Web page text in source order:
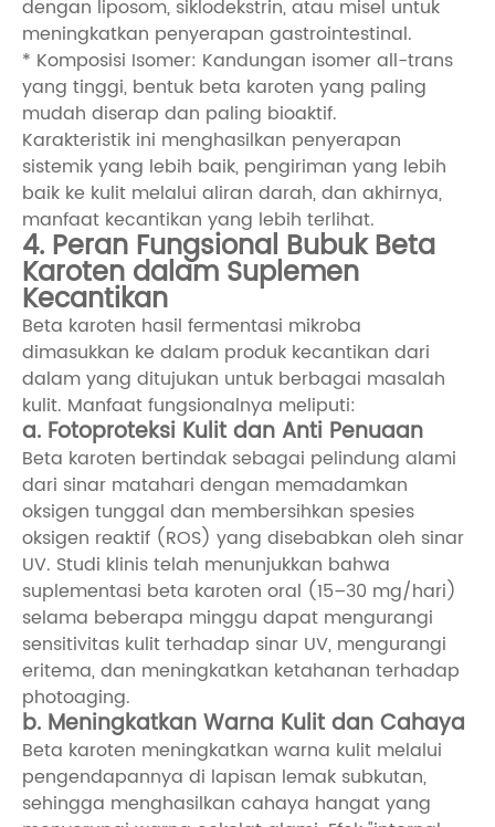
dengan liposom, siklodekstrin, atau misel untuk
meningkatkan penyerapan gastrointestinal.
* Komposisi Isomer: Kandungan isomer all-trans
yang tinggi, bentuk beta karoten yang paling
mudah diserap dan paling bioaktif.
Karakteristik ini menghasilkan penyerapan
sistemik yang lebih baik, pengiriman yang lebih
baik ke kulit melalui aliran darah, dan akhirnya,
manfaat kecantikan yang lebih terlihat.
4. Peran Fungsional Bubuk Beta
Karoten dalam Suplemen
Kecantikan
Beta karoten hasil fermentasi mikroba
dimasukkan ke dalam produk kecantikan dari
dalam yang ditujukan untuk berbagai masalah
kulit. Manfaat fungsionalnya meliputi:
a. Fotoproteksi Kulit dan Anti Penuaan
Beta karoten bertindak sebagai pelindung alami
dari sinar matahari dengan memadamkan
oksigen tunggal dan membersihkan spesies
oksigen reaktif (ROS) yang disebabkan oleh sinar
UV. Studi klinis telah menunjukkan bahwa
suplementasi beta karoten oral (15–30 mg/hari)
selama beberapa minggu dapat mengurangi
sensitivitas kulit terhadap sinar UV, mengurangi
eritema, dan meningkatkan ketahanan terhadap
photoaging.
b. Meningkatkan Warna Kulit dan Cahaya
Beta karoten meningkatkan warna kulit melalui
pengendapannya di lapisan lemak subkutan,
sehingga menghasilkan cahaya hangat yang